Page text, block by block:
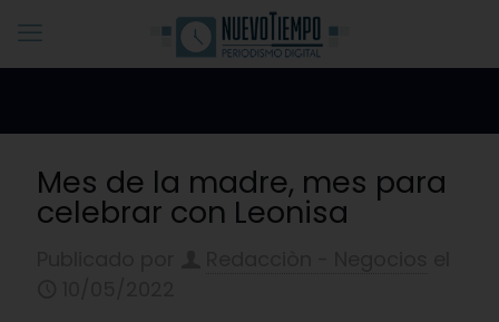
Mes de la madre, mes para
celebrar con Leonisa